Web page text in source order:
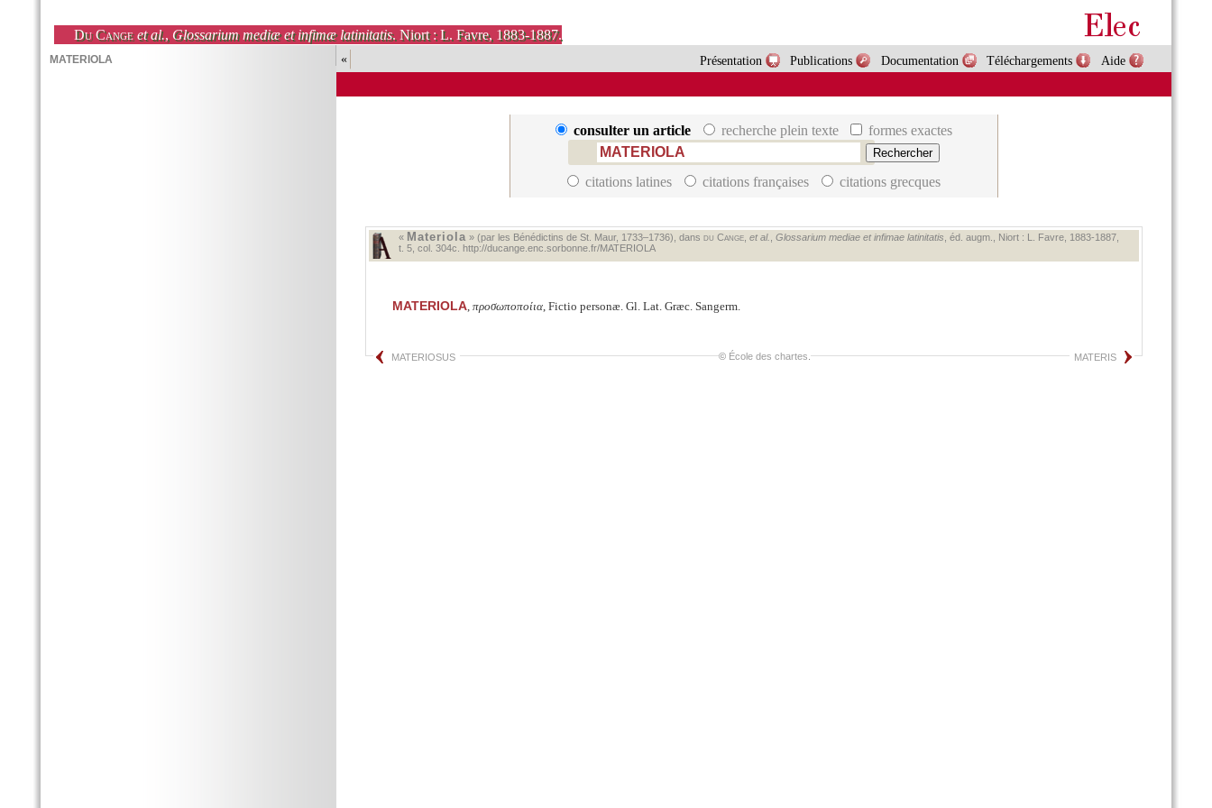
Du Cange et al., Glossarium mediæ et infimæ latinitatis. Niort : L. Favre, 1883-1887.
« Aide
Téléchargements
Documentation
Publications
Présentation
consulter un article recherche plein texte formes exactes
citations latines citations françaises citations grecques
« Materiola » (par les Bénédictins de St. Maur, 1733–1736), dans du Cange, et al. Glossarium mediae et infimae latinitatis , éd. augm., Niort : L. Favre, 1883‑1887,
t. 5, col. 304c.
http://ducange.enc.sorbonne.fr/MATERIOLA
MATERIOLA, προσωποποίια, Fictio personæ. Gl. Lat. Græc. Sangerm.
MATERIOSUS MATERIS
© École des chartes